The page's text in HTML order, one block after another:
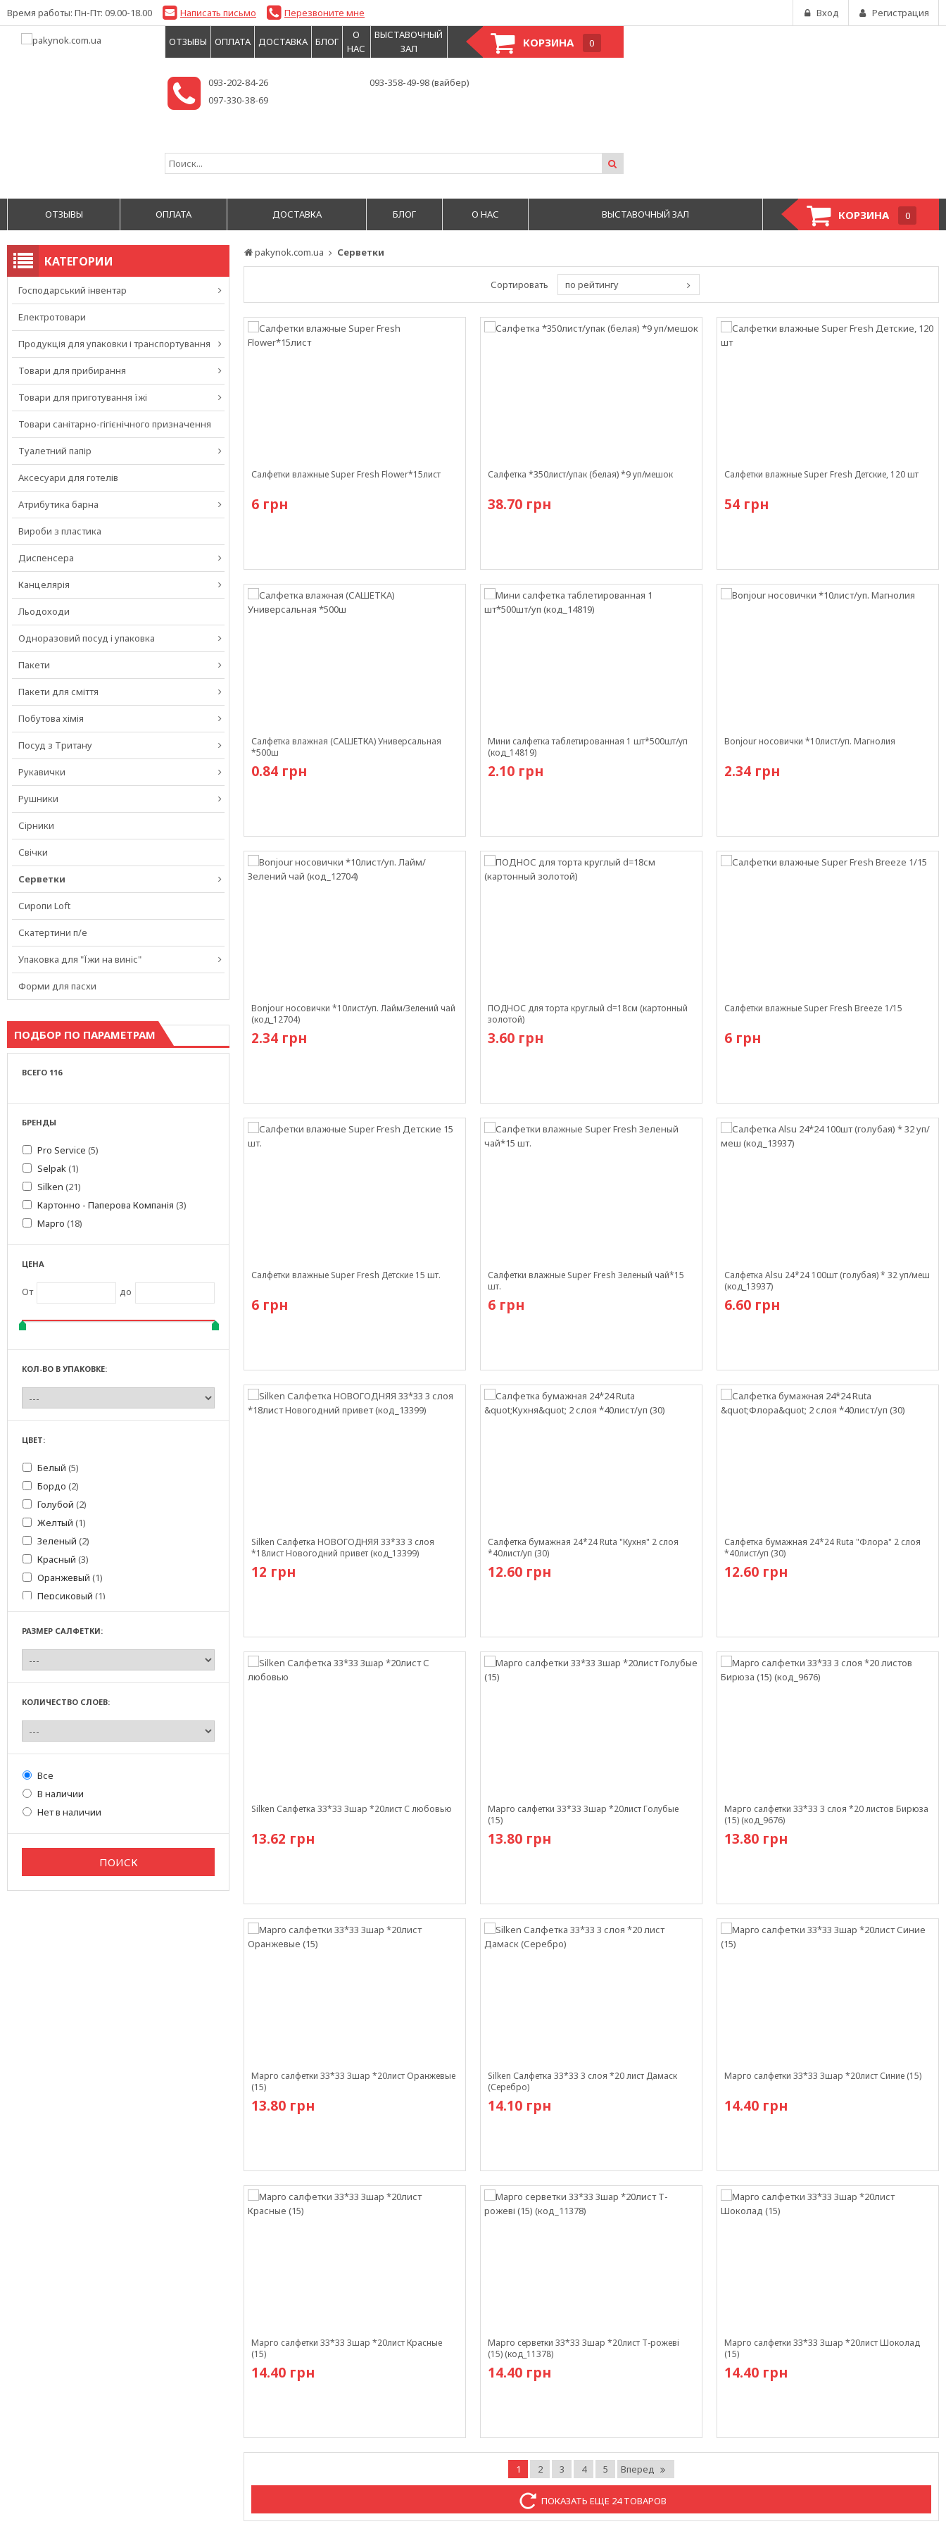
КАТЕГОРИИ
Господарський інвентар
Електротовари
Продукція для упаковки і транспортування
Товари для прибирання
Товари для приготування їжі
Товари санітарно-гігієнічного призначення
Туалетний папір
Аксесуари для готелів
Атрибутика барна
Вироби з пластика
Диспенсера
Канцелярія
Льодоходи
Одноразовий посуд і упаковка
Пакети
Пакети для сміття
Побутова хімія
Посуд з Тритану
Рукавички
Рушники
Сірники
Свічки
Серветки
Сиропи Loft
Скатертини п/е
Упаковка для "Їжи на виніс"
Форми для пасхи
ПОДБОР ПО ПАРАМЕТРАМ
ВСЕГО 116
БРЕНДЫ
Pro Service (5)
Selpak(1)
Silken (21)
Картонно - Паперова Компанія (3)
Марго (18)
ЦЕНА
От до
КОЛ-ВО В УПАКОВКЕ:
ЦВЕТ:
Белый (5)
Бордо (2)
Голубой (2)
Желтый (1)
Зеленый (2)
Красный (3)
Оранжевый (1)
Персиковый (1)
Розовый(1)
С рисунком(16)
Салатовый(2)
Синий(1)
Шампань(1)
Шоколадный(1)
РАЗМЕР САЛФЕТКИ:
КОЛИЧЕСТВО СЛОЕВ:
Все
В наличии
Нет в наличии
pakynok.com.ua Серветки
Сортировать по рейтингу
Салфетки влажные Super Fresh Flower*15лист
6 грн
Салфетка *350лист/упак (белая) *9 уп/мешок
38.70 грн
Салфетки влажные Super Fresh Детские, 120 шт
54 грн
Салфетка влажная (САШЕТКА) Универсальная
*500ш
0.84 грн
Мини салфетка таблетированная 1 шт*500шт/уп
(код_14819)
2.10 грн
Bonjour носовички *10лист/уп. Магнолия
2.34 грн
Bonjour носовички *10лист/уп. Лайм/Зелений чай
(код_12704)
2.34 грн
ПОДНОС для торта круглый d=18см (картонный
золотой)
3.60 грн
Салфетки влажные Super Fresh Breeze 1/15
6 грн
Салфетки влажные Super Fresh Детские 15 шт.
6 грн
Салфетки влажные Super Fresh Зеленый чай*15
шт.
6 грн
Салфетка Alsu 24*24 100шт (голубая) * 32 уп/меш
(код_13937)
6.60 грн
Silken Салфетка НОВОГОДНЯЯ 33*33 3 слоя
*18лист Новогодний привет (код_13399)
12 грн
Салфетка бумажная 24*24 Ruta "Кухня" 2 слоя
*40лист/уп (30)
12.60 грн
Салфетка бумажная 24*24 Ruta "Флора" 2 слоя
*40лист/уп (30)
12.60 грн
Silken Салфетка 33*33 3шар *20лист С любовью
13.62 грн
Марго салфетки 33*33 3шар *20лист Голубые
(15)
13.80 грн
Марго салфетки 33*33 3 слоя *20 листов Бирюза
(15) (код_9676)
13.80 грн
Марго салфетки 33*33 3шар *20лист Оранжевые
(15)
13.80 грн
Silken Салфетка 33*33 3 слоя *20 лист Дамаск
(Серебро)
14.10 грн
Марго салфетки 33*33 3шар *20лист Синие (15)
14.40 грн
Марго салфетки 33*33 3шар *20лист Красные
(15)
14.40 грн
Марго серветки 33*33 3шар *20лист Т-рожеві
(15) (код_11378)
14.40 грн
Марго салфетки 33*33 3шар *20лист Шоколад
(15)
14.40 грн
1
2 3 4 5 Вперед
ПОКАЗАТЬ ЕЩЕ 24 ТОВАРОВ
Время работы: Пн-Пт: 09.00-18.00 Написать письмо Перезвоните мне Вход Регистрация
ОТЗЫВЫ ОПЛАТА ДОСТАВКА БЛОГ
О
НАС
ВЫСТАВОЧНЫЙ
ЗАЛ
КОРЗИНА 0
093-202-84-26
097-330-38-69
093-358-49-98 (вайбер)
ОТЗЫВЫ ОПЛАТА ДОСТАВКА БЛОГ О НАС ВЫСТАВОЧНЫЙ ЗАЛ КОРЗИНА 0